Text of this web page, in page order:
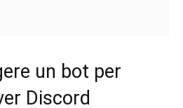
un bot per
Discord